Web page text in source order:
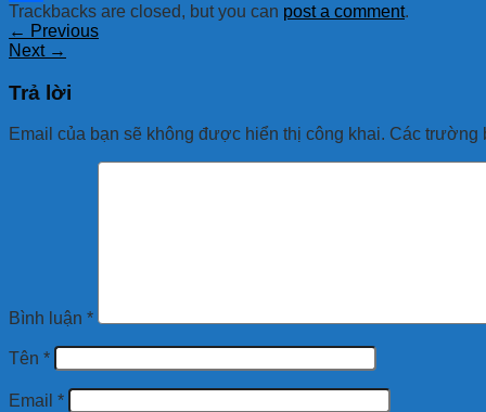
Share
Trackbacks are closed, but you can post a comment.
← Previous
Next →
Trả lời
Email của bạn sẽ không được hiển thị công khai. Các trường
Bình luận *
Tên *
Email *